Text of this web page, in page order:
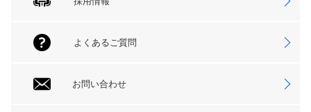
よくあるご質問
お問い合わせ